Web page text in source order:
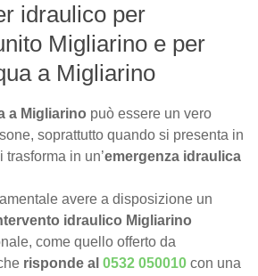
idraulico per
Migliarino e per
a Migliarino
a Migliarino può essere un vero
soprattutto quando si presenta in
in un’emergenza idraulica
avere a disposizione un
idraulico Migliarino
come quello offerto da
risponde al0532 050010 con una